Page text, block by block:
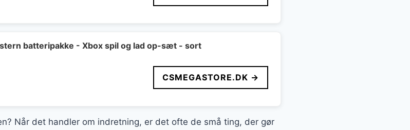
batteripakke - Xbox spil og lad op-sæt - sort
CSMEGASTORE.DK →
Når det handler om indretning, er det ofte de små ting, der gør